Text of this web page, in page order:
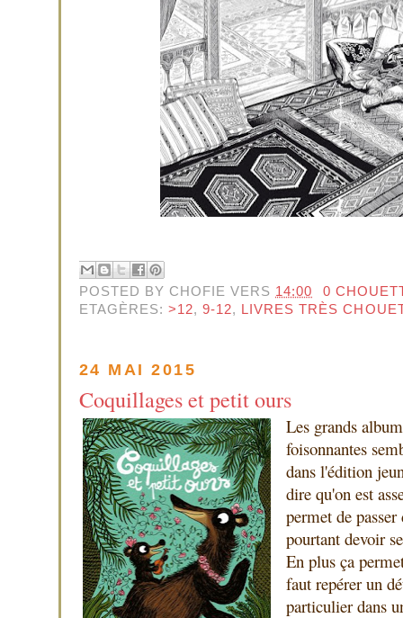
POSTED BY CHOFIE VERS 14:00
0
ETAGÈRES:>12,9-12, LIVRES TRÈS
24 MAI 2015
Coquillages et petit ours
Les grands
foisonnantes
dans l'édition
dire qu'on est
permet de
pourtant devoir
En plus ça
faut repérer un
particulier dans